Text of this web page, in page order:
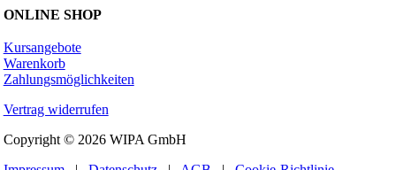
ONLINE SHOP
Kursangebote
Warenkorb
Zahlungsmöglichkeiten
Vertrag widerrufen
Copyright © 2026 WIPA GmbH